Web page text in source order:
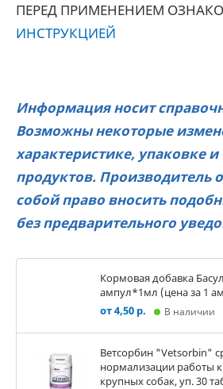
ПЕРЕД ПРИМЕНЕНИЕМ
ИНСТРУКЦИЕЙ
Информация носит
Возможны некоторые
характеристике, упаковке
продуктов. Производитель
собой право вносить
без предварительного
Кормовая добавка
ампул*1мл (цена за 1
от 4,50 р.
В наличии
Ветсорбин "Vetsorbin"
нормализации работы
крупных собак, уп. 30